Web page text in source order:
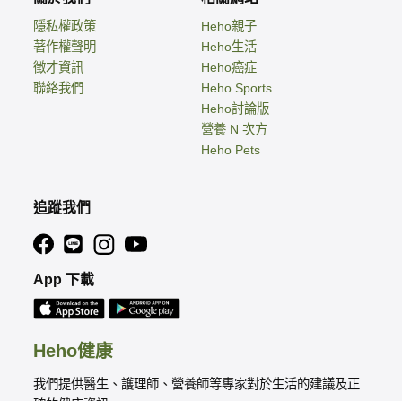
Heho健康
我們提供醫生、護理師、營養師等專家對於生活的建議及正
隱私權政策
著作權聲明
徵才資訊
聯絡我們
Heho親子
Heho生活
Heho癌症
Heho Sports
Heho討論版
營養 N 次方
Heho Pets
追蹤我們
App 下載